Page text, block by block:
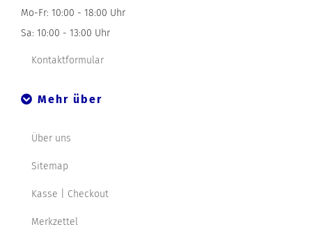
Mo-Fr: 10:00 - 18:00 Uhr
Sa: 10:00 - 13:00 Uhr
Kontaktformular
Mehr über
Über uns
Sitemap
Kasse | Checkout
Merkzettel